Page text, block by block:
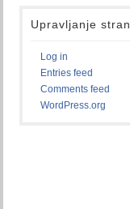
Upravljanje
Log in
Entries feed
Comments feed
WordPress.org